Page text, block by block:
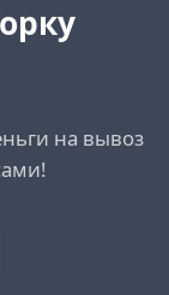
на вывоз